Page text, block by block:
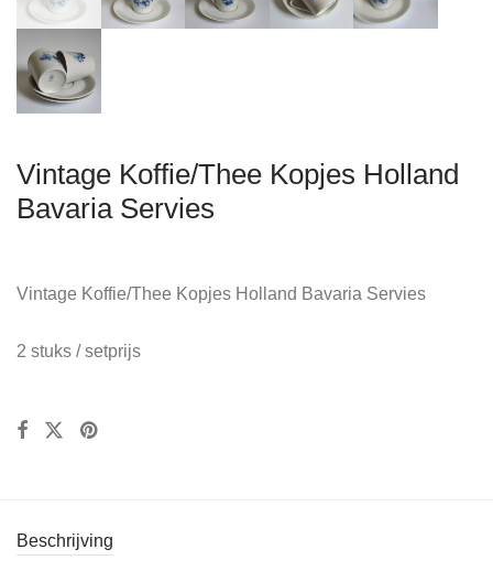
Vintage Koffie/Thee Kopjes Holland
Bavaria Servies
Vintage Koffie/Thee Kopjes Holland Bavaria Servies
2 stuks / setprijs
Beschrijving